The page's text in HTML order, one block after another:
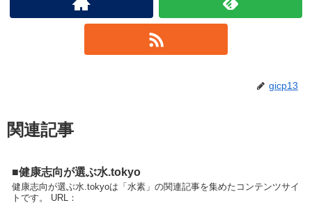
gicp13
関連記事
■健康志向が選ぶ水.tokyo
健康志向が選ぶ水.tokyoは「水素」の関連記事を集めたコンテンツサイ
トです。 URL：